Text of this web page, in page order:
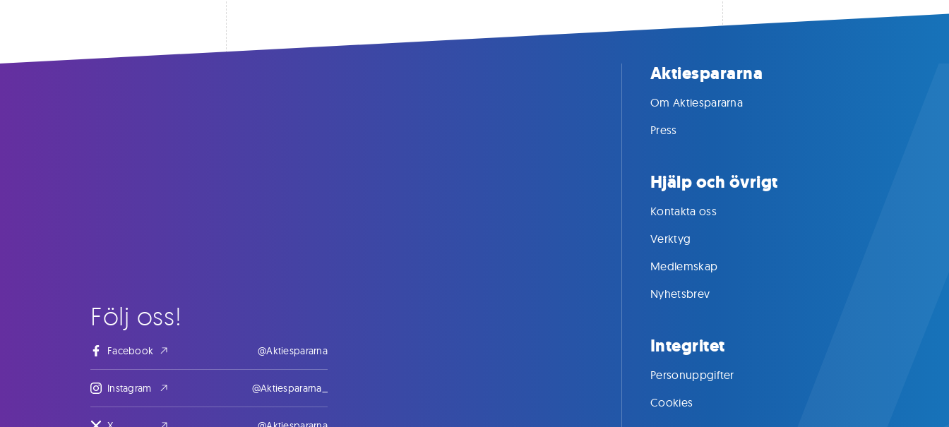
Följ oss!
Facebook @Aktiespararna
Instagram @Aktiespararna_
Aktiespararna
Om Aktiespararna
Press
Hjälp och övrigt
Kontakta oss
Verktyg
Medlemskap
Nyhetsbrev
Integritet
Personuppgifter
Cookies